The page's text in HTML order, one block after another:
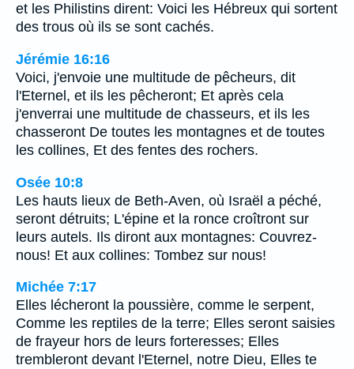
et les Philistins dirent: Voici les Hébreux qui sortent
des trous où ils se sont cachés.
Jérémie 16:16
Voici, j'envoie une multitude de pêcheurs, dit
l'Eternel, et ils les pêcheront; Et après cela
j'enverrai une multitude de chasseurs, et ils les
chasseront De toutes les montagnes et de toutes
les collines, Et des fentes des rochers.
Osée 10:8
Les hauts lieux de Beth-Aven, où Israël a péché,
seront détruits; L'épine et la ronce croîtront sur
leurs autels. Ils diront aux montagnes: Couvrez-
nous! Et aux collines: Tombez sur nous!
Michée 7:17
Elles lécheront la poussière, comme le serpent,
Comme les reptiles de la terre; Elles seront saisies
de frayeur hors de leurs forteresses; Elles
trembleront devant l'Eternel, notre Dieu, Elles te